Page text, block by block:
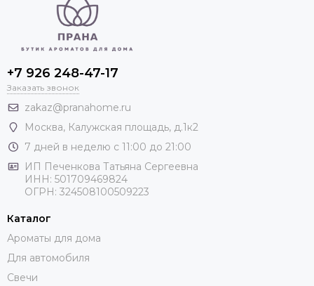
+7 926 248-47-17
Заказать звонок
zakaz@pranahome.ru
Москва, Калужская площадь, д.1к2
7 дней в неделю с 11:00 до 21:00
ИП Печенкова Татьяна Сергеевна
ИНН: 501709469824
ОГРН: 324508100509223
Каталог
Ароматы для дома
Для автомобиля
Свечи